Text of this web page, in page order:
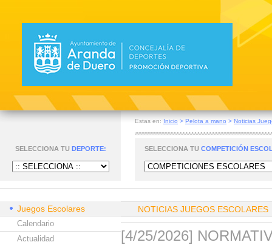
Estas en: Inicio > Pelota a mano > Noticias
SELECCIONA TU DEPORTE: SELECCIONA TU COMPETICIÓN
Juegos Escolares
Calendario
Actualidad
NOTICIAS JUEGOS ESCOLARES
[4/25/2026]